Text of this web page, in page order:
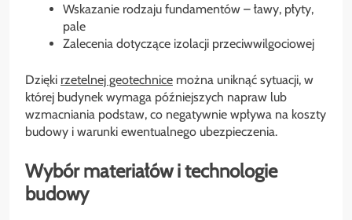
Wskazanie rodzaju fundamentów – ławy, płyty,
pale
Zalecenia dotyczące izolacji przeciwwilgociowej
Dzięki rzetelnej geotechnice można uniknąć sytuacji, w
której budynek wymaga późniejszych napraw lub
wzmacniania podstaw, co negatywnie wpływa na koszty
budowy i warunki ewentualnego ubezpieczenia.
Wybór materiałów i technologie
budowy